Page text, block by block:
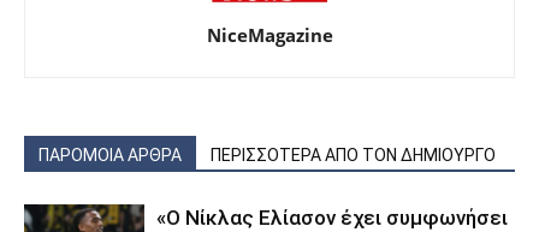
NiceMagazine
ΠΑΡΟΜΟΙΑ ΑΡΘΡΑ ΠΕΡΙΣΣΟΤΕΡΑ ΑΠΟ ΤΟΝ ΔΗΜΙΟΥΡΓΟ
«Ο Νίκλας Ελίασον έχει συμφωνήσει